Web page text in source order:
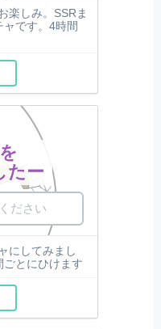
楽しみ。SSRま
です。4時間
たー
にしてみまし
ごとにひけます